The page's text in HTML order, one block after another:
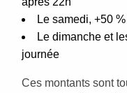
Le samedi, +50
Le dimanche et
journée
Ces montants sont